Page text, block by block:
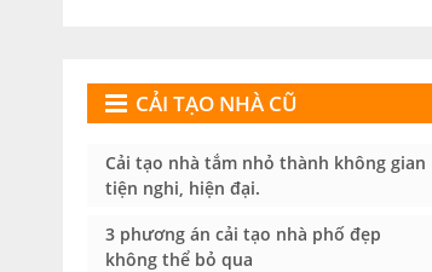
CẢI TẠO NHÀ CŨ
Cải tạo nhà tắm nhỏ thành không gian
tiện nghi, hiện đại.
3 phương án cải tạo nhà phố đẹp
không thể bỏ qua